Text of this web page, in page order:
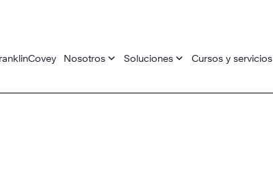
Nosotros Soluciones Cursos y servicios